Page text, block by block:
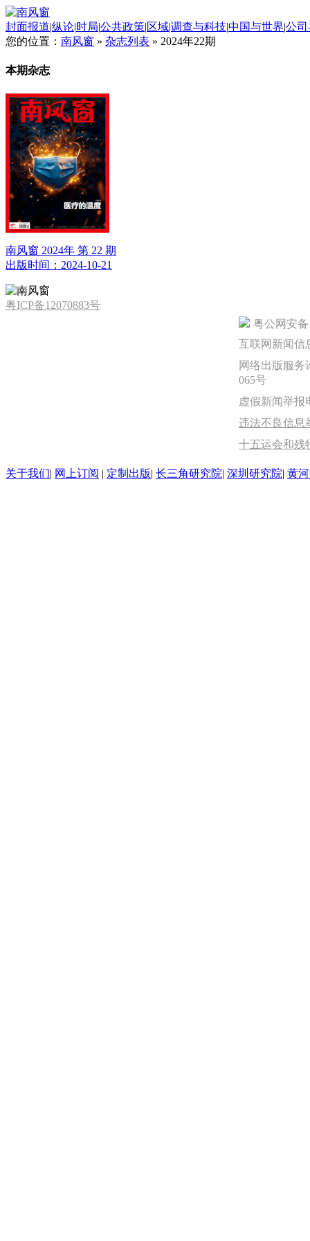
封面报道|纵论|时局|公共政策|区域|调查与科技|中国与世界|公
您的位置： 南风窗 » 杂志列表 » 2024年22期
本期杂志
南风窗 2024年 第 22 期
出版时间：2024-10-21
粤ICP备12070883号
粤公网安备
互联网新闻信
网络出版服务
065号
虚假新闻举报
违法不良信息
十五运会和残
关于我们| 网上订阅 | 定制出版| 长三角研究院| 深圳研究院| 黄